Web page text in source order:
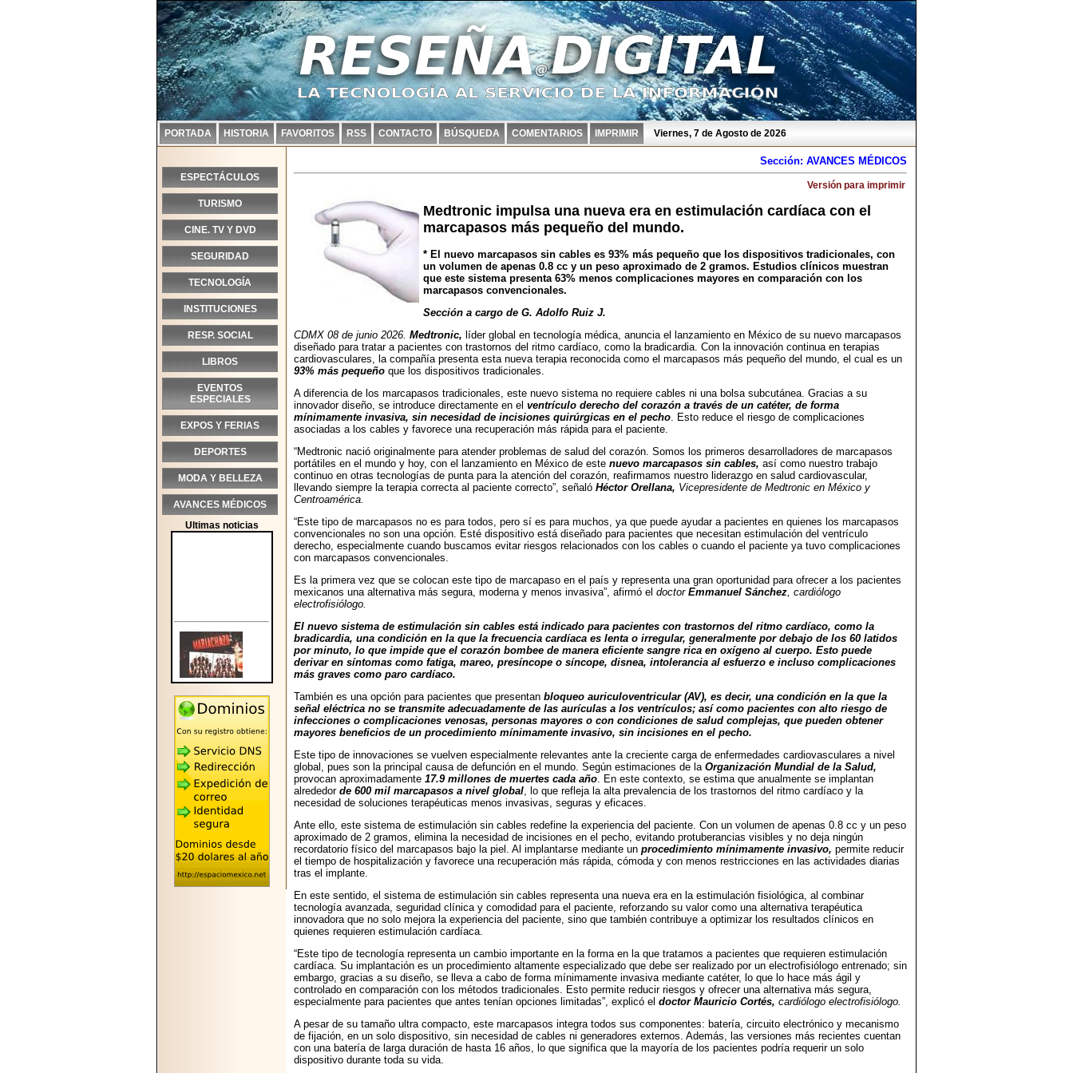
PORTADA HISTORIA FAVORITOS RSS CONTACTO BÚSQUEDA COMENTARIOS IMPRIMIR Viernes, 7 de Agosto de 2026
ESPECTÁCULOS
TURISMO
CINE. TV Y DVD
SEGURIDAD
TECNOLOGÍA
INSTITUCIONES
RESP. SOCIAL
LIBROS
EVENTOS
ESPECIALES
EXPOS Y FERIAS
DEPORTES
MODA Y BELLEZA
AVANCES MÉDICOS
Ultimas noticias
2026-05-25
"MARIACHAZO"
LEYENDAS
MARIACHI VARGAS
Y NUEVO
TECALITLÁN EN LA
ARENA CDMX.
2025-10-16
Sección: AVANCES MÉDICOS
Versión para imprimir
Medtronic impulsa una nueva era en estimulación cardíaca con el
marcapasos más pequeño del mundo.
* El nuevo marcapasos sin cables es 93% más pequeño que los dispositivos tradicionales, con
un volumen de apenas 0.8 cc y un peso aproximado de 2 gramos. Estudios clínicos muestran
que este sistema presenta 63% menos complicaciones mayores en comparación con los
marcapasos convencionales.
Sección a cargo de G. Adolfo Ruiz J.
CDMX 08 de junio 2026. Medtronic, líder global en tecnología médica, anuncia el lanzamiento en México de su nuevo marcapasos
diseñado para tratar a pacientes con trastornos del ritmo cardíaco, como la bradicardia. Con la innovación continua en terapias
cardiovasculares, la compañía presenta esta nueva terapia reconocida como el marcapasos más pequeño del mundo, el cual es un
93% más pequeño que los dispositivos tradicionales.
A diferencia de los marcapasos tradicionales, este nuevo sistema no requiere cables ni una bolsa subcutánea. Gracias a su
innovador diseño, se introduce directamente en el ventrículo derecho del corazón a través de un catéter, de forma
mínimamente invasiva, sin necesidad de incisiones quirúrgicas en el pecho. Esto reduce el riesgo de complicaciones
asociadas a los cables y favorece una recuperación más rápida para el paciente.
“Medtronic nació originalmente para atender problemas de salud del corazón. Somos los primeros desarrolladores de marcapasos
portátiles en el mundo y hoy, con el lanzamiento en México de este nuevo marcapasos sin cables, así como nuestro trabajo
continuo en otras tecnologías de punta para la atención del corazón, reafirmamos nuestro liderazgo en salud cardiovascular,
llevando siempre la terapia correcta al paciente correcto”, señaló Héctor Orellana, Vicepresidente de Medtronic en México y
Centroamérica.
“Este tipo de marcapasos no es para todos, pero sí es para muchos, ya que puede ayudar a pacientes en quienes los marcapasos
convencionales no son una opción. Esté dispositivo está diseñado para pacientes que necesitan estimulación del ventrículo
derecho, especialmente cuando buscamos evitar riesgos relacionados con los cables o cuando el paciente ya tuvo complicaciones
con marcapasos convencionales.
Es la primera vez que se colocan este tipo de marcapaso en el país y representa una gran oportunidad para ofrecer a los pacientes
mexicanos una alternativa más segura, moderna y menos invasiva”, afirmó el doctor Emmanuel Sánchez, cardiólogo
electrofisiólogo.
El nuevo sistema de estimulación sin cables está indicado para pacientes con trastornos del ritmo cardíaco, como la
bradicardia, una condición en la que la frecuencia cardíaca es lenta o irregular, generalmente por debajo de los 60 latidos
por minuto, lo que impide que el corazón bombee de manera eficiente sangre rica en oxígeno al cuerpo. Esto puede
derivar en síntomas como fatiga, mareo, presíncope o síncope, disnea, intolerancia al esfuerzo e incluso complicaciones
más graves como paro cardíaco.
También es una opción para pacientes que presentan bloqueo auriculoventricular (AV), es decir, una condición en la que la
señal eléctrica no se transmite adecuadamente de las aurículas a los ventrículos; así como pacientes con alto riesgo de
infecciones o complicaciones venosas, personas mayores o con condiciones de salud complejas, que pueden obtener
mayores beneficios de un procedimiento mínimamente invasivo, sin incisiones en el pecho.
Este tipo de innovaciones se vuelven especialmente relevantes ante la creciente carga de enfermedades cardiovasculares a nivel
global, pues son la principal causa de defunción en el mundo. Según estimaciones de la Organización Mundial de la Salud,
provocan aproximadamente 17.9 millones de muertes cada año. En este contexto, se estima que anualmente se implantan
alrededor de 600 mil marcapasos a nivel global, lo que refleja la alta prevalencia de los trastornos del ritmo cardíaco y la
necesidad de soluciones terapéuticas menos invasivas, seguras y eficaces.
Ante ello, este sistema de estimulación sin cables redefine la experiencia del paciente. Con un volumen de apenas 0.8 cc y un peso
aproximado de 2 gramos, elimina la necesidad de incisiones en el pecho, evitando protuberancias visibles y no deja ningún
recordatorio físico del marcapasos bajo la piel. Al implantarse mediante un procedimiento mínimamente invasivo, permite reducir
el tiempo de hospitalización y favorece una recuperación más rápida, cómoda y con menos restricciones en las actividades diarias
tras el implante.
En este sentido, el sistema de estimulación sin cables representa una nueva era en la estimulación fisiológica, al combinar
tecnología avanzada, seguridad clínica y comodidad para el paciente, reforzando su valor como una alternativa terapéutica
innovadora que no solo mejora la experiencia del paciente, sino que también contribuye a optimizar los resultados clínicos en
quienes requieren estimulación cardíaca.
“Este tipo de tecnología representa un cambio importante en la forma en la que tratamos a pacientes que requieren estimulación
cardíaca. Su implantación es un procedimiento altamente especializado que debe ser realizado por un electrofisiólogo entrenado; sin
embargo, gracias a su diseño, se lleva a cabo de forma mínimamente invasiva mediante catéter, lo que lo hace más ágil y
controlado en comparación con los métodos tradicionales. Esto permite reducir riesgos y ofrecer una alternativa más segura,
especialmente para pacientes que antes tenían opciones limitadas”, explicó el doctor Mauricio Cortés, cardiólogo electrofisiólogo.
A pesar de su tamaño ultra compacto, este marcapasos integra todos sus componentes: batería, circuito electrónico y mecanismo
de fijación, en un solo dispositivo, sin necesidad de cables ni generadores externos. Además, las versiones más recientes cuentan
con una batería de larga duración de hasta 16 años, lo que significa que la mayoría de los pacientes podría requerir un solo
dispositivo durante toda su vida.